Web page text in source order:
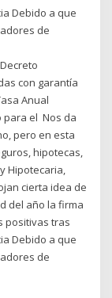
Debido a que
de
con garantía
Anual
para el Nos da
pero en esta
hipotecas,
Hipotecaria,
cierta idea de
del año la firma
positivas tras
Debido a que
de